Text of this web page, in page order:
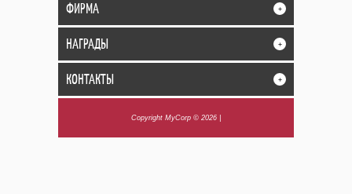
ФИРМА +
НАГРАДЫ +
КОНТАКТЫ +
Copyright MyCorp © 2026